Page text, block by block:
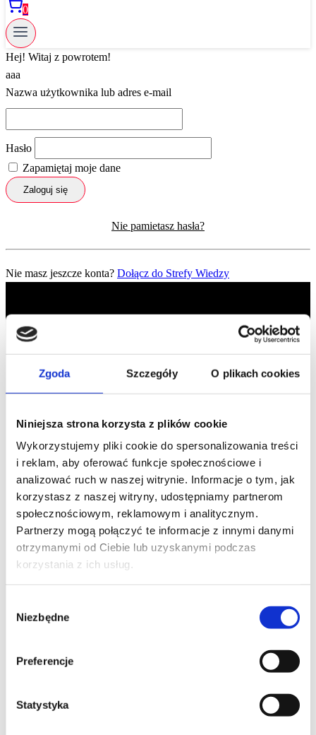
Zgoda Szczegóły O plikach cookies
Niniejsza strona korzysta z plików cookie
Wykorzystujemy pliki cookie do spersonalizowania treści
i reklam, aby oferować funkcje społecznościowe i
analizować ruch w naszej witrynie. Informacje o tym, jak
korzystasz z naszej witryny, udostępniamy partnerom
społecznościowym, reklamowym i analitycznym.
Partnerzy mogą połączyć te informacje z innymi danymi
otrzymanymi od Ciebie lub uzyskanymi podczas
korzystania z ich usług.
zgody
Niezbędne
Preferencje
Statystyka
0
Hej! Witaj z powrotem!
aaa
Nazwa użytkownika lub adres e-mail
Hasło
Zapamiętaj moje dane
Zaloguj się
Nie pamietasz hasła?
Nie masz jeszcze konta? Dołącz do Strefy Wiedzy
Szpilka
Profil tiktok Czerwona Szpilka
Profil youtube Czerwona
Szpilka
Kontakt
kontakt@czerwonaszpilka.pl